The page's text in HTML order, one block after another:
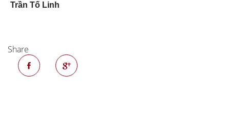
Trần Tố Linh
Share